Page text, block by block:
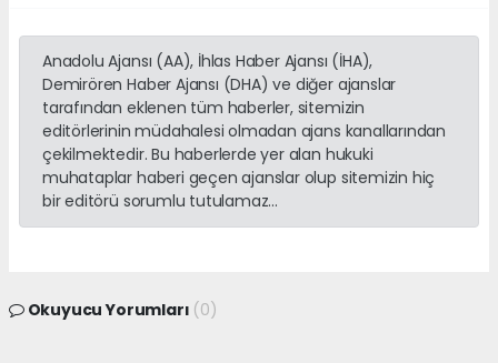
Anadolu Ajansı (AA), İhlas Haber Ajansı (İHA),
Demirören Haber Ajansı (DHA) ve diğer ajanslar
tarafından eklenen tüm haberler, sitemizin
editörlerinin müdahalesi olmadan ajans kanallarından
çekilmektedir. Bu haberlerde yer alan hukuki
muhataplar haberi geçen ajanslar olup sitemizin hiç
bir editörü sorumlu tutulamaz...
Okuyucu Yorumları (0)